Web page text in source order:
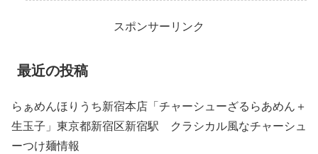
スポンサーリンク
最近の投稿
らぁめんほりうち新宿本店「チャーシューざるらあめん＋
生玉子」東京都新宿区新宿駅 クラシカル風なチャーシュ
ーつけ麺情報